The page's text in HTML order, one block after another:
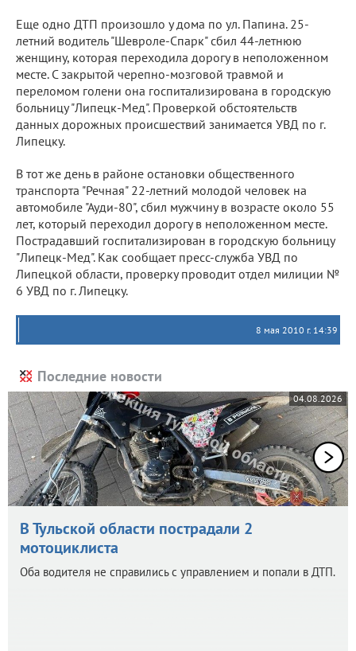
Еще одно ДТП произошло у дома по ул. Папина. 25-
летний водитель "Шевроле-Спарк" сбил 44-летнюю
женщину, которая переходила дорогу в неположенном
месте. С закрытой черепно-мозговой травмой и
переломом голени она госпитализирована в городскую
больницу "Липецк-Мед". Проверкой обстоятельств
данных дорожных происшествий занимается УВД по г.
Липецку.
В тот же день в районе остановки общественного
транспорта "Речная" 22-летний молодой человек на
автомобиле "Ауди-80", сбил мужчину в возрасте около 55
лет, который переходил дорогу в неположенном месте.
Пострадавший госпитализирован в городскую больницу
"Липецк-Мед". Как сообщает пресс-служба УВД по
Липецкой области, проверку проводит отдел милиции №
6 УВД по г. Липецку.
8 мая 2010 г. 14:39
Последние новости
04.08.2026
В Тульской области пострадали 2
мотоциклиста
Оба водителя не справились с управлением и попали в ДТП.